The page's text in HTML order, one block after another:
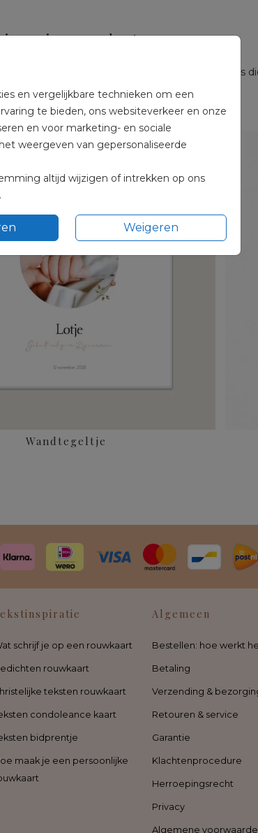
en vergelijkbare technieken om een
te bieden, ons websiteverkeer en onze
en voor marketing- en sociale
weergeven van gepersonaliseerde
altijd wijzigen of intrekken op ons
.
Weigeren
zoals bewaarboxen, tegeltjes en posters
tekst.
Wandtegeltje
schrijf je op een rouwkaart
rouwkaart
teksten rouwkaart
condoleance kaart
bidprentje
maak je een persoonlijke
Algemeen
Bestellen: hoe werkt
Betaling
Verzending &
Retouren & service
Garantie
Klachtenprocedure
Herroepingsrecht
Privacy
Algemene